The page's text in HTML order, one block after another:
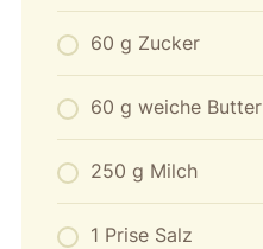
60 g Zucker
60 g weiche Butter
250 g Milch
1 Prise Salz